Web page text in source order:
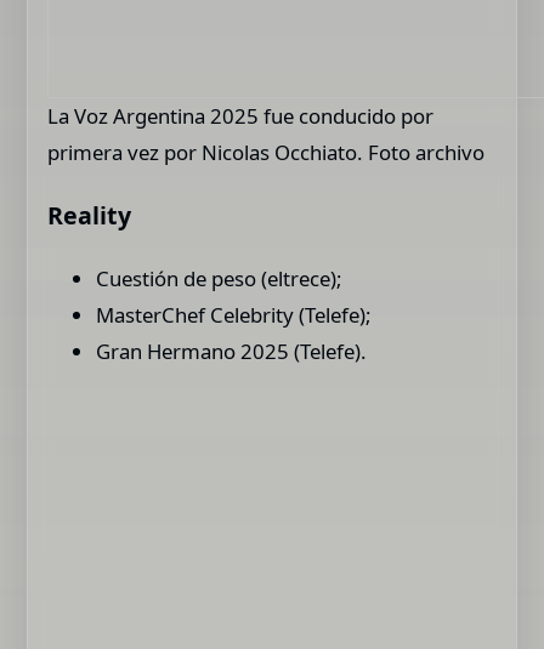
La Voz Argentina 2025 fue conducido por
primera vez por Nicolas Occhiato. Foto archivo
Reality
Cuestión de peso (eltrece);
MasterChef Celebrity (Telefe);
Gran Hermano 2025 (Telefe).